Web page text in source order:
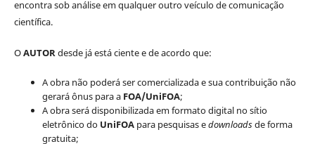
encontra sob análise em qualquer outro veículo de comunicação
científica.
OAUTORdesde já está ciente e de acordo que:
A obra não poderá ser comercializada e sua contribuição não
gerará ônus para a FOA/UniFOA;
A obra será disponibilizada em formato digital no sítio
eletrônico do UniFOApara pesquisas edownloadsde forma
gratuita;